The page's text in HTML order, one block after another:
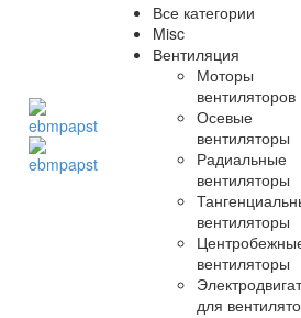
Все категории
Misc
Вентиляция
Моторы
вентиляторов
Осевые
вентиляторы
Радиальные
вентиляторы
вентиляторы
вентиляторы
для